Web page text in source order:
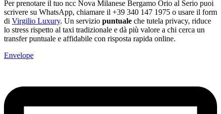
Per prenotare il tuo ncc Nova Milanese Bergamo Orio al Serio puoi
scrivere su WhatsApp, chiamare il +39 340 147 1975 o usare il form
di Virgilio Luxury. Un servizio puntuale che tutela privacy, riduce
lo stress rispetto al taxi tradizionale e dà più valore a chi cerca un
transfer puntuale e affidabile con risposta rapida online.
Envelope